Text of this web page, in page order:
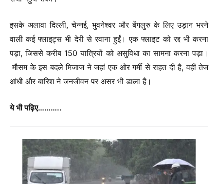
इसके अलावा दिल्ली, चेन्नई, भुवनेश्वर और बेंगलुरु के लिए उड़ान भरने
वाली कई फ्लाइट्स भी देरी से रवाना हुईं। एक फ्लाइट को रद्द भी करना
पड़ा, जिससे करीब 150 यात्रियों को असुविधा का सामना करना पड़ा।
मौसम के इस बदले मिजाज ने जहां एक ओर गर्मी से राहत दी है, वहीं तेज
आंधी और बारिश ने जनजीवन पर असर भी डाला है।
ये भी पढ़िए………..